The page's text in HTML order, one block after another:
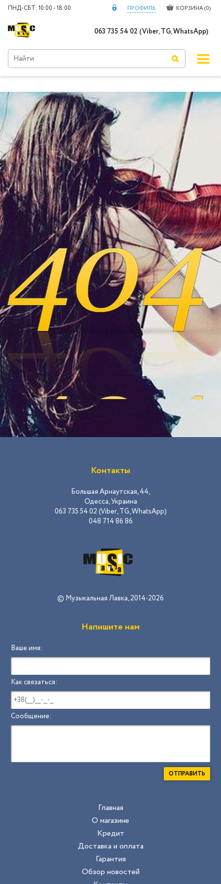
ПРОФИЛЬ КОРЗИНА (0)
ПНД-СБТ: 10:00 - 18:00
063 735 54 02 (Viber, TG, WhatsApp)
Контакты
Большая Арнаутская, 44,
Одесса, Украина
063 735 54 02 (Viber, TG, WhatsApp)
048 714 86 86
© Музыкальная Лавка, 2014-2026
Напишите нам
Ваше имя:
Как связаться:
Сообщение:
ОТПРАВИТЬ
Главная
О магазине
Кредит
Доставка и оплата
Гарантия
Обзор новостей